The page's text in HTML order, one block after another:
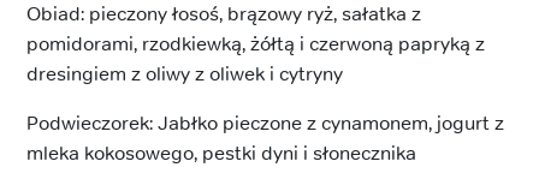
Obiad: pieczony łosoś, brązowy ryż, sałatka z
pomidorami, rzodkiewką, żółtą i czerwoną papryką z
dresingiem z oliwy z oliwek i cytryny
Podwieczorek: Jabłko pieczone z cynamonem, jogurt z
mleka kokosowego, pestki dyni i słonecznika